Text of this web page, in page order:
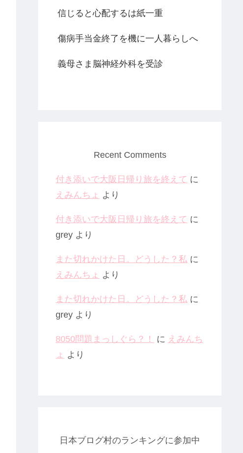
信じると心配するは紙一重
傷病手当金終了を機に一人暮らしへ
義母さま脳神経外科を受診
Recent Comments
付き添いで大阪日帰り旅を終えて に
えみんちょ より
付き添いで大阪日帰り旅を終えて に
grey より
また切れかけた日。どうした？私 に
えみんちょ より
また切れかけた日。どうした？私 に
grey より
8050問題まっしぐら？！ に えみんち
ょ より
日本ブログ村のランキングに参加中